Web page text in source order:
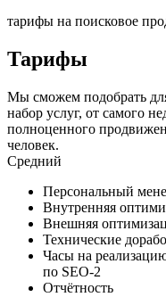
тарифы на поисковое
Тарифы
Мы сможем подобрать
набор услуг, от самого
полноценного
человек.
Средний
Персональный
Внутренняя
Внешняя
Технические
Часы на
по SEO-2
Отчётность